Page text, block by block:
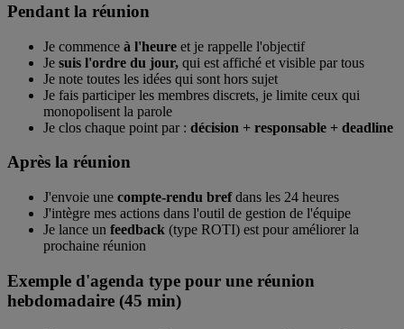
Pendant la réunion
Je commence à l'heure et je rappelle l'objectif
Je suis l'ordre du jour, qui est affiché et visible par tous
Je note toutes les idées qui sont hors sujet
Je fais participer les membres discrets, je limite ceux qui
monopolisent la parole
Je clos chaque point par : décision + responsable + deadline
Après la réunion
J'envoie une compte-rendu brefdans les 24 heures
J'intègre mes actions dans l'outil de gestion de l'équipe
Je lance un feedback (type ROTI) est pour améliorer la
prochaine réunion
Exemple d'agenda type pour une réunion
hebdomadaire (45 min)